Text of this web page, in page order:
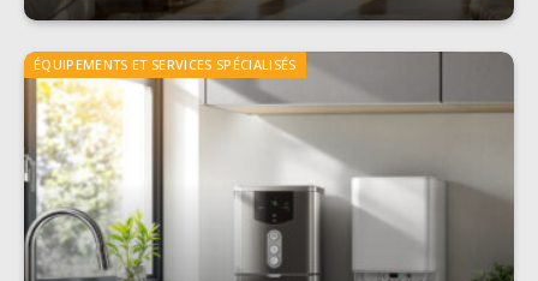
ÉQUIPEMENTS ET SERVICES SPÉCIALISÉS